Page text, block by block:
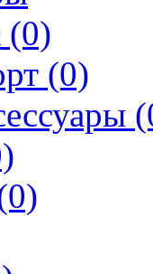
(0)
(0)